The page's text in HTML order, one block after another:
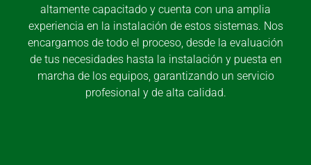
altamente capacitado y cuenta con una amplia
experiencia en la instalación de estos sistemas. Nos
encargamos de todo el proceso, desde la evaluación
de tus necesidades hasta la instalación y puesta en
marcha de los equipos, garantizando un servicio
profesional y de alta calidad.